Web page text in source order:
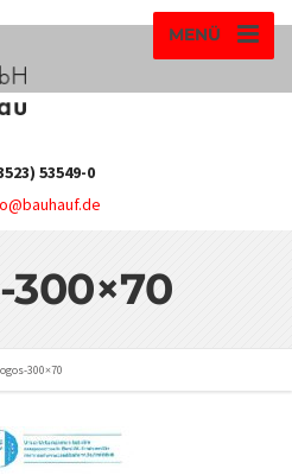
MENÜ
53549-0
300×70
300×70